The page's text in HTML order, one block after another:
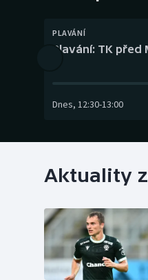
PLAVÁNÍ
Plavání: TK před
Dnes, 12:30-13:00
Aktuality